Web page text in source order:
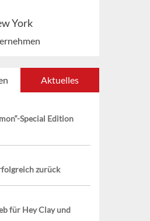
York
Aktuelles
Special Edition
zurück
für Hey Clay und